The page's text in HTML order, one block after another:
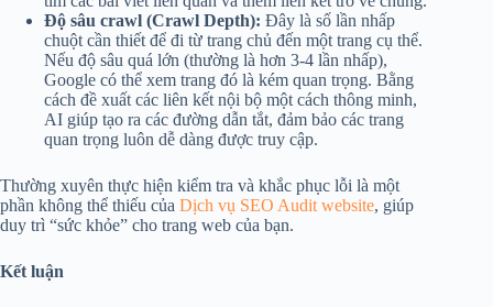
Độ sâu crawl (Crawl Depth): Đây là số lần nhấp
chuột cần thiết để đi từ trang chủ đến một trang cụ thể.
Nếu độ sâu quá lớn (thường là hơn 3-4 lần nhấp),
Google có thể xem trang đó là kém quan trọng. Bằng
cách đề xuất các liên kết nội bộ một cách thông minh,
AI giúp tạo ra các đường dẫn tắt, đảm bảo các trang
quan trọng luôn dễ dàng được truy cập.
Thường xuyên thực hiện kiểm tra và khắc phục lỗi là một
phần không thể thiếu của Dịch vụ SEO Audit website, giúp
duy trì “sức khỏe” cho trang web của bạn.
Kết luận